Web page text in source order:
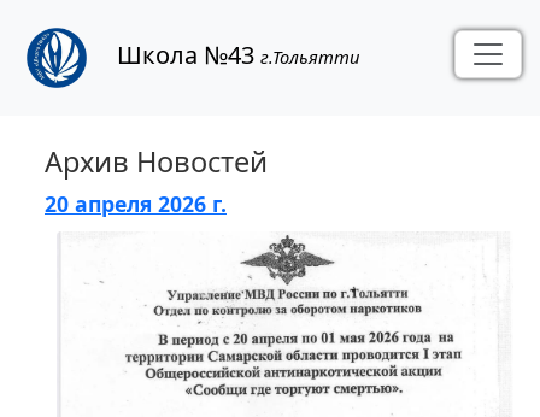
Школа №43 г.Тольятти
Архив Новостей
20 апреля 2026 г.